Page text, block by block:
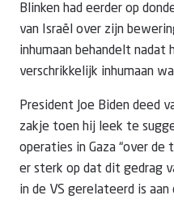
Blinken had eerder op
van Israël over zijn
inhumaan behandelt nadat
verschrikkelijk inhumaan
President Joe Biden deed
zakje toen hij leek te
operaties in Gaza “over
er sterk op dat dit gedrag
in de VS gerelateerd is aan